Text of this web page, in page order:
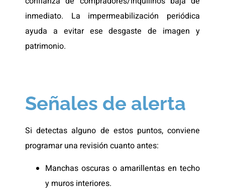
inmediato. La impermeabilización periódica
ayuda a evitar ese desgaste de imagen y
patrimonio.
Señales de alerta
Si detectas alguno de estos puntos, conviene
programar una revisión cuanto antes:
Manchas oscuras o amarillentas en techo
y muros interiores.